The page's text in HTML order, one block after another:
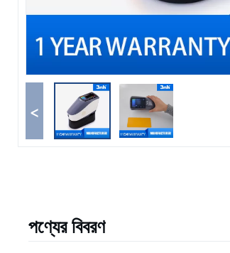
<
পণ্যের বিবরণ